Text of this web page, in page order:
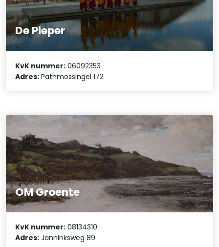
De Pieper
KvK nummer: 06092353
Adres: Pathmossingel 172
OM Groente
KvK nummer: 08134310
Adres: Janninksweg 89